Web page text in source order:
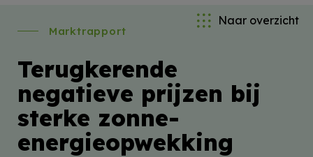
Naar overzicht
Marktrapport
Terugkerende
negatieve prijzen bij
sterke zonne-
energieopwekking